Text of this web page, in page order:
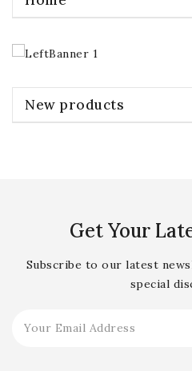
New products
Get Your
Subscribe to our latest
special